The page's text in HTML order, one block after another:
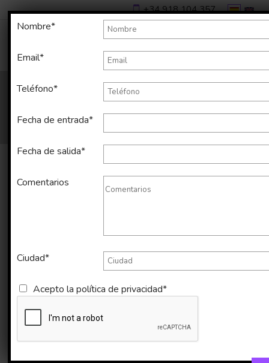
+34 918 104 357
en Casa de Campo de 35 m2
Imágenes Mapa
Nombre*
Email*
Teléfono*
Fecha de entrada*
Fecha de salida*
Comentarios
Ciudad*
Acepto lapolítica de privacidad*